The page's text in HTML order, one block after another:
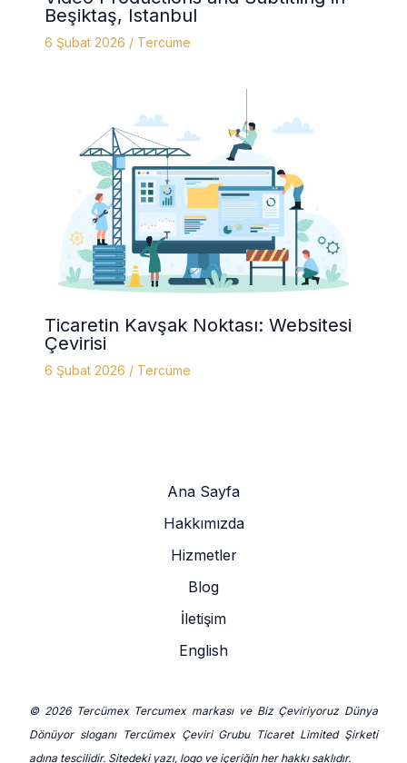
Beşiktaş, Istanbul
6 Şubat 2026 / Tercüme
Ticaretin Kavşak Noktası: Websitesi
Çevirisi
6 Şubat 2026 / Tercüme
Ana Sayfa
Hakkımızda
Hizmetler
Blog
İletişim
English
© 2026 Tercümex Tercumex markası ve Biz Çeviriyoruz Dünya
Dönüyor sloganı Tercümex Çeviri Grubu Ticaret Limited Şirketi
adına tescilidir. Sitedeki yazı, logo ve içeriğin her hakkı saklıdır.